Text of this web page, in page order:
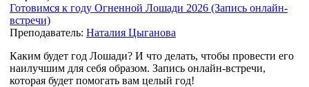
Готовимся к году Огненной Лошади 2026 (Запись онлайн-
встречи)
Преподаватель: Наталия Цыганова
Каким будет год Лошади? И что делать, чтобы провести его
наилучшим для себя образом. Запись онлайн-встречи,
которая будет помогать вам целый год!